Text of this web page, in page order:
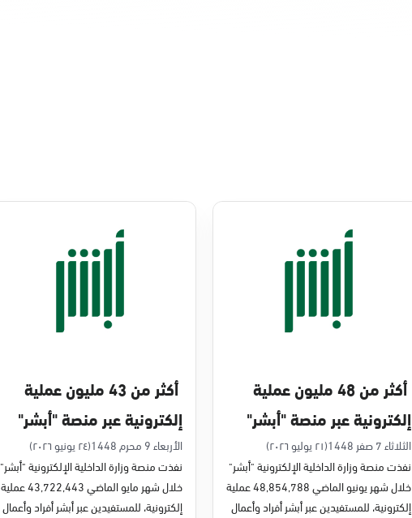
أكثر من 48 مليون عملية
إلكترونية عبر منصة "أبشر"
في يونيو 2026م
الثلاثاء 7 صفر 1448
(٢١ يوليو ٢٠٢٦)
نفذت منصة وزارة الداخلية الإلكترونية "أبشر"
خلال شهر يونيو الماضي 48,854,788 عملية
إلكترونية، للمستفيدين عبر أبشر أفراد وأعمال
أكثر من 43 مليون عملية
إلكترونية عبر منصة "أبشر"
في مايو 2026م
الأربعاء 9 محرم 1448
(٢٤ يونيو ٢٠٢٦)
نفذت منصة وزارة الداخلية الإلكترونية "أبشر"
خلال شهر مايو الماضي 43,722,443 عملية
إلكترونية، للمستفيدين عبر أبشر أفراد وأعمال